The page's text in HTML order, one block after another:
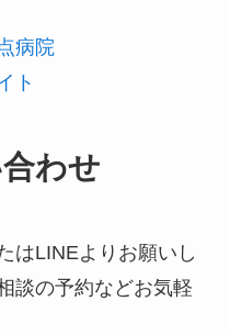
病院
ト
わせ
はLINEよりお願いし
談の予約などお気軽